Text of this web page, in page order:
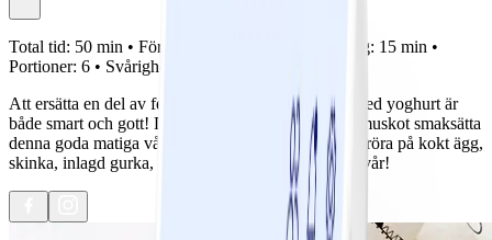
Total tid: 50 min • Förberedelse: Tillagning: 15 min •
Portioner: 6 • Svårighetsgrad:
Att ersätta en del av fettet i en klassisk våffelsmet med yoghurt är
både smart och gott! Dessutom får lök, spenat och muskot smaksätta
denna goda matiga våffla. Och så toppar vi med en röra på kokt ägg,
skinka, inlagd gurka, kapris och gräslök. Nu är det vår!